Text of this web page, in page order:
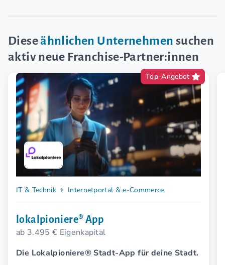
Dieseähnlichen Unternehmen suchen
aktiv neue Franchise-Partner:innen
Top-Angebot
IT & Technik Internetportal & e-Commerce
lokalpioniere® App
ab 3.495 € Eigenkapital
Die Lokalpioniere® Stadt-App für deine Stadt.